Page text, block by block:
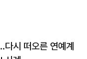
시 떠오른 연예계